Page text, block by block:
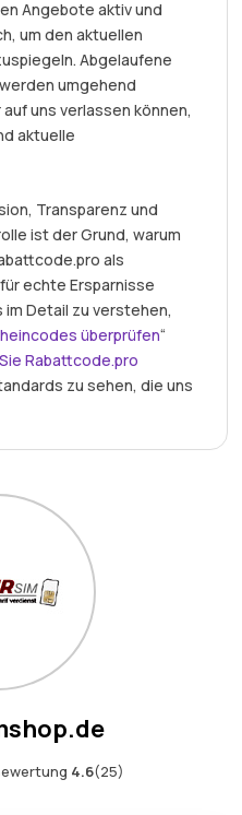
Angebote aktiv und
um den aktuellen
Abgelaufene
umgehend
uns verlassen können,
aktuelle
Transparenz und
ist der Grund, warum
als
echte Ersparnisse
Detail zu verstehen,
überprüfen“
Rabattcode.pro
zu sehen, die uns
4.6(25)